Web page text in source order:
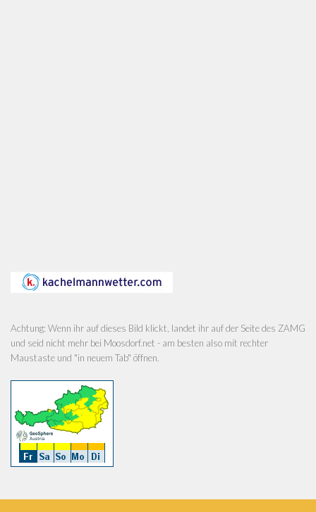
Achtung: Wenn ihr auf dieses Bild klickt, landet ihr auf der Seite des ZAMG
und seid nicht mehr bei Moosdorf.net - am besten also mit rechter
Maustaste und "in neuem Tab" öffnen.